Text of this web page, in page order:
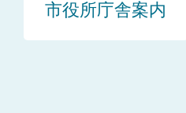
市役所庁舎案内